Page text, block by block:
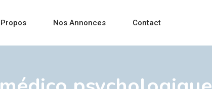
Nos Annonces Contact